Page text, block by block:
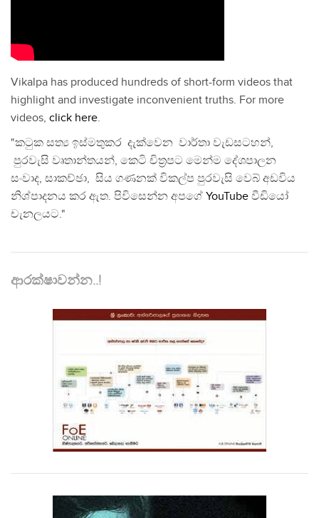
Vikalpa has produced hundreds of short-form videos that
highlight and investigate inconvenient truths. For more
videos, click here.
"කටුක සත්‍ය ඉස්මතුකර දැක්වෙන වාර්තා වැඩසටහන්,
පුරවැසි වෘතාන්තයන්, කෙටි චිත්‍රපට මෙන්ම දේශපාලන
සංවාද, සාකච්ඡා, සිය ගණනක් විකල්ප පුරවැසි වෙබ් අඩවිය
නිශ්පාදනය කර ඇත. පිවිසෙන්න අපගේ YouTube වීඩියෝ
චැනලයට."
ආරක්ෂාවන්න..!